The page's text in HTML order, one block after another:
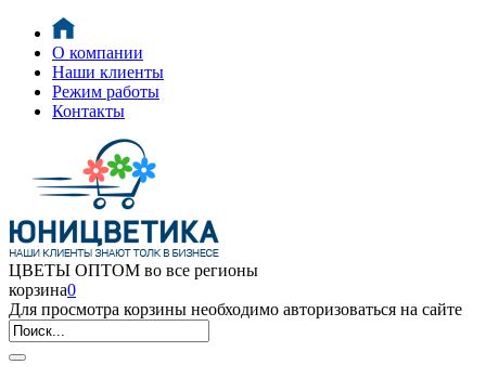
О компании
Наши клиенты
Режим работы
Контакты
ЦВЕТЫ ОПТОМ во все регионы
корзина0
Для просмотра корзины необходимо авторизоваться на сайте